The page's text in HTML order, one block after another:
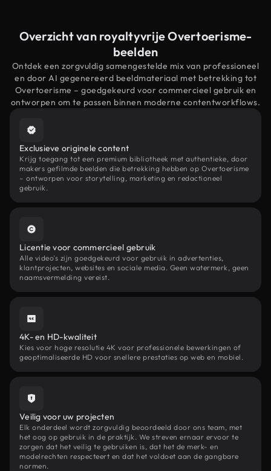
Overzicht van royaltyvrije Overtoerisme-
beelden
Ontdek een zorgvuldig samengestelde mix van professioneel
en door AI gegenereerd beeldmateriaal met betrekking tot
Overtoerisme – goedgekeurd voor commercieel gebruik en
ontworpen om te passen binnen moderne contentworkflows.
Exclusieve originele content
Krijg toegang tot een premium bibliotheek met authentieke, door
makers gefilmde beelden die betrekking hebben op Overtoerisme
– ontworpen voor storytelling, marketing en redactioneel
gebruik.
Licentie voor commercieel gebruik
Alle video's zijn goedgekeurd voor gebruik in advertenties,
klantprojecten, websites en sociale media. Geen watermerk, geen
naamsvermelding vereist.
4K- en HD-kwaliteit
Kies voor hoge resolutie 4K voor professionele bewerkingen of
geoptimaliseerde HD voor snellere prestaties op web en mobiel.
Veilig voor uw projecten
Elk onderdeel wordt zorgvuldig beoordeeld door ons team, met
het oog op gebruik in de praktijk. We streven ernaar ervoor te
zorgen dat het veilig te gebruiken is, dat het de merk- en
modelrechten respecteert en dat het voldoet aan de gangbare
normen.